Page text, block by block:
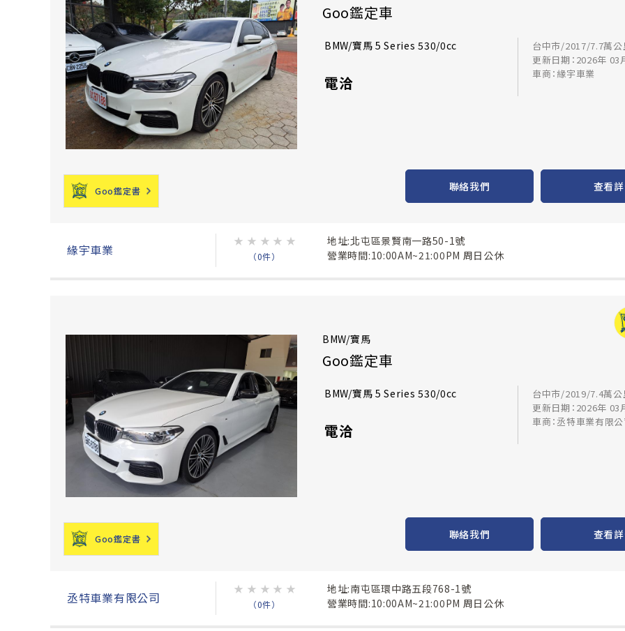
Goo鑑定車
BMW/寶馬 5 Series 530/0cc
電洽
台中市/2017/7.7萬公
更新日期：2026年 03
車商：緣宇車業
Goo鑑定書 聯絡我們 查看
緣宇車業
★ ★ ★ ★ ★
（0件）
地址:北屯區景賢南一路50-1號
營業時間:10:00AM~21:00PM 周日公休
BMW/寶馬
Goo鑑定車
BMW/寶馬 5 Series 530/0cc
電洽
台中市/2019/7.4萬公
更新日期：2026年 03
車商：丞特車業有限
Goo鑑定書 聯絡我們 查看
丞特車業有限公司
★ ★ ★ ★ ★
（0件）
地址:南屯區環中路五段768-1號
營業時間:10:00AM~21:00PM 周日公休